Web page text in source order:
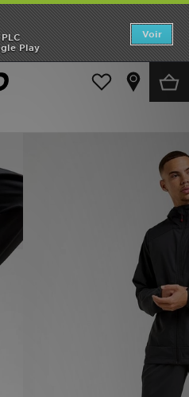
Play
Voir
Homme Vestes et Blousons